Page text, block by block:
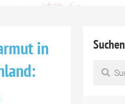
in
Suchen